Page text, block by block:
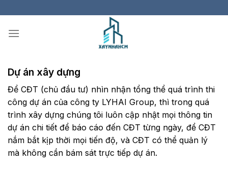
content
Dự án xây dựng
Để CĐT (chủ đầu tư) nhìn nhận tổng thể quá trình thi
công dự án của công ty LYHAI Group, thì trong quá
trình xây dựng chúng tôi luôn cập nhật mọi thông tin
dự án chi tiết để báo cáo đến CĐT từng ngày, để CĐT
nắm bắt kịp thời mọi tiến độ, và CĐT có thể quản lý
mà không cần bám sát trực tiếp dự án.